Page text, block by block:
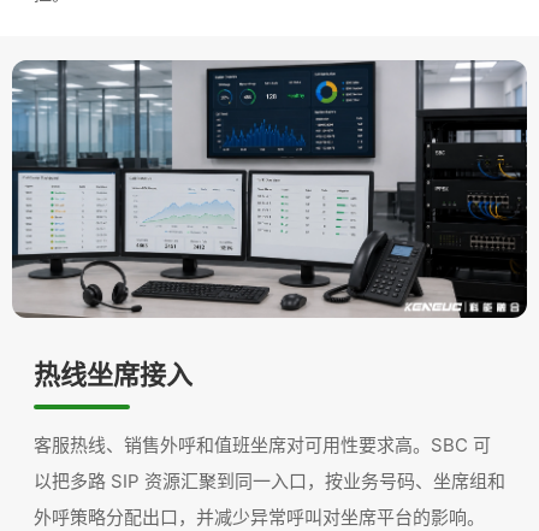
热线坐席接入
客服热线、销售外呼和值班坐席对可用性要求高。SBC 可
以把多路 SIP 资源汇聚到同一入口，按业务号码、坐席组和
外呼策略分配出口，并减少异常呼叫对坐席平台的影响。